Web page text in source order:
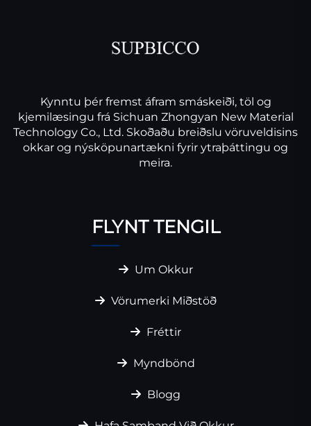
Kynntu þér fremst áfram smáskeiði, töl og
kjemilæsingu frá Sichuan Zhongyan New Material
Technology Co., Ltd. Skoðaðu breiðslu vöruveldisins
okkar og nýsköpunartækni fyrir ytraþáttingu og
meira.
FLYNT TENGIL
Um Okkur
Vörumerki Miðstöð
Fréttir
Myndbönd
Blogg